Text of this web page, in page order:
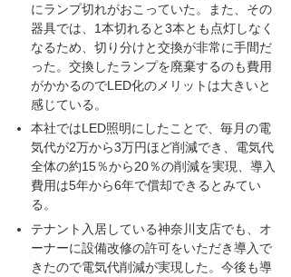
にランプ切れがおこっていた。また、その
器具では、1本切れると3本とも点灯しなく
なるため、切り分けと交換が非常に手間だ
った。交換したランプを廃棄するのも費用
がかかるのでLED化のメリットは大きいと
感じている。
本社ではLED照明にしたことで、毎月の電
気代が2万から3万円ほど削減でき、電気代
全体の約15％から20％の削減を実現、導入
費用は5年から6年で償却できるとみてい
る。
テナント入居している神奈川支店でも、オ
ーナーに設備改修の許可をいただき導入で
きたので電気代削減が実現した。今後も導